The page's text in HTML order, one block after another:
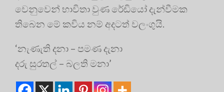
වෙනුවෙන් භාවිතා වුණ රේඩියෝ දැන්වීමක
තිබෙන මේ කවිය නම් අදටත් වලංගුයි.
‘නැණැති දනා – පමණ දැනා
දරු සුරතල් – බලති මනා’